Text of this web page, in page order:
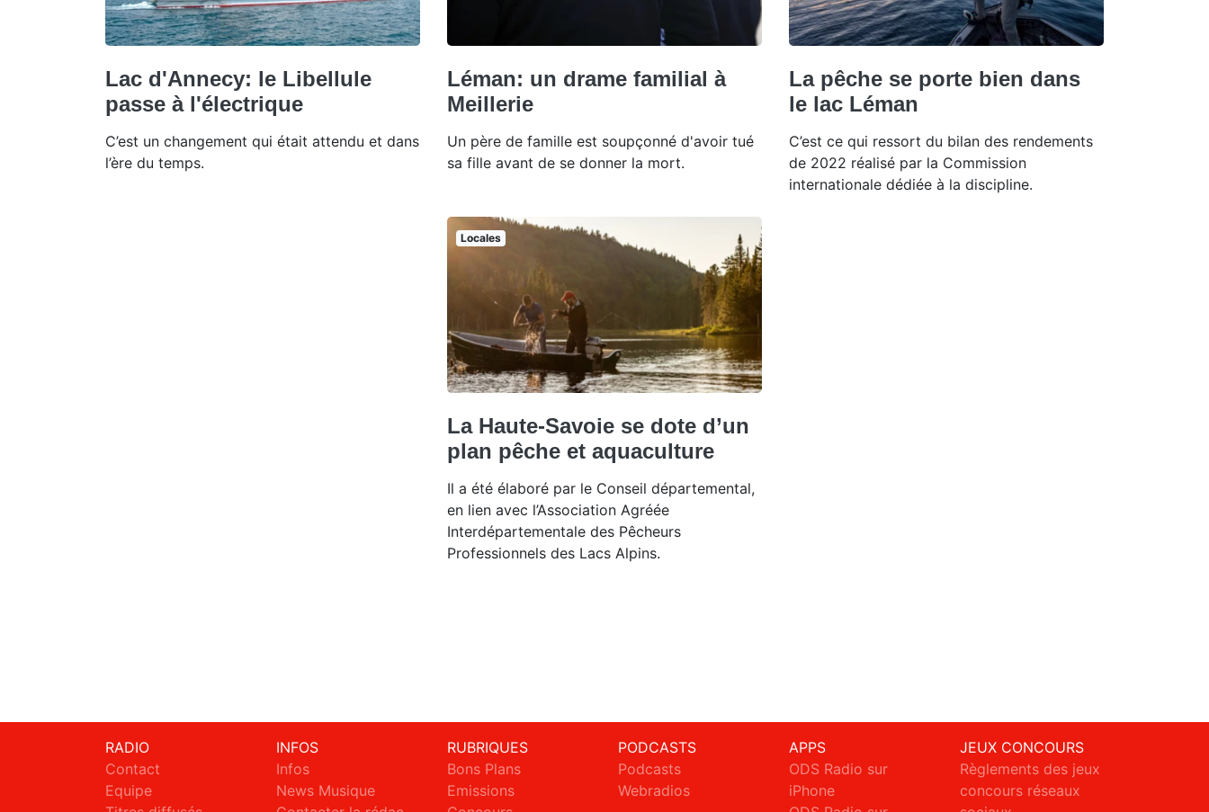
Lac d'Annecy: le Libellule
passe à l'électrique
C’est un changement qui était attendu et dans
l’ère du temps.
Léman: un drame familial à
Meillerie
Un père de famille est soupçonné d'avoir tué
sa fille avant de se donner la mort.
La pêche se porte bien dans
le lac Léman
C’est ce qui ressort du bilan des rendements
de 2022 réalisé par la Commission
internationale dédiée à la discipline.
Locales
La Haute-Savoie se dote d’un
plan pêche et aquaculture
Il a été élaboré par le Conseil départemental,
en lien avec l’Association Agréée
Interdépartementale des Pêcheurs
Professionnels des Lacs Alpins.
RADIO
Contact
Equipe
INFOS
Infos
News Musique
RUBRIQUES
Bons Plans
Emissions
PODCASTS
Podcasts
Webradios
APPS
ODS Radio sur
iPhone
JEUX CONCOURS
Règlements des jeux
concours réseaux